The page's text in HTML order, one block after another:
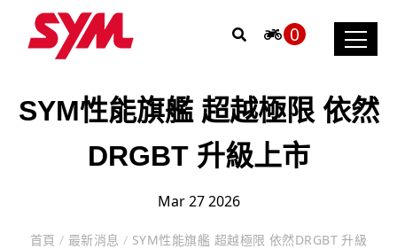
0
SYM性能旗艦 超越極限 依然
DRGBT 升級上市
Mar 27 2026
首頁 / 最新消息 / SYM性能旗艦 超越極限 依然DRGBT 升級